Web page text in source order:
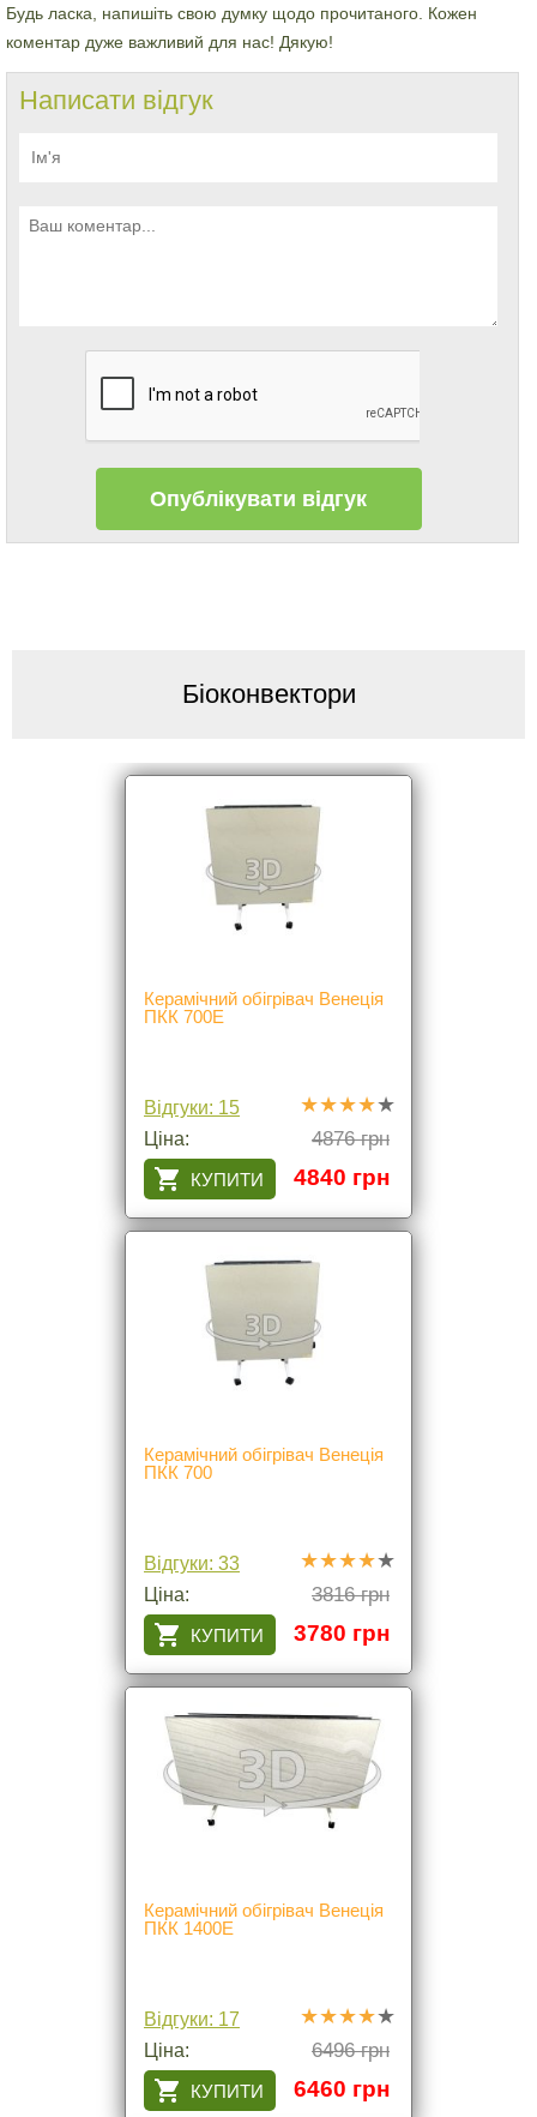
Написати відгук
Будь ласка, напишіть свою думку щодо прочитаного. Кожен
коментар дуже важливий для нас! Дякую!
Біоконвектори
Керамічний обігрівач Венеція
ПКК 700Е
Відгуки: 15
Ціна:
4876 грн
4840 грн
Керамічний обігрівач Венеція
ПКК 700
Відгуки: 33
Ціна:
3816 грн
3780 грн
Керамічний обігрівач Венеція
ПКК 1400Е
Відгуки: 17
Ціна:
6496 грн
6460 грн